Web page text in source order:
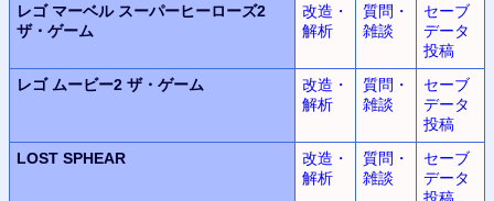
レゴ マーベル スーパーヒーローズ2
ザ・ゲーム
改造・
解析
質問・
雑談
セーブ
データ
投稿
レゴ ムービー2 ザ・ゲーム
改造・
解析
質問・
雑談
セーブ
データ
投稿
LOST SPHEAR
改造・
解析
質問・
雑談
セーブ
データ
投稿